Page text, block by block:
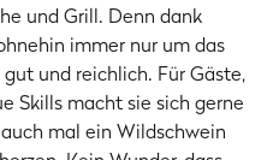
und Grill. Denn dank
immer nur um das
und reichlich. Für Gäste,
Skills macht sie sich gerne
mal ein Wildschwein